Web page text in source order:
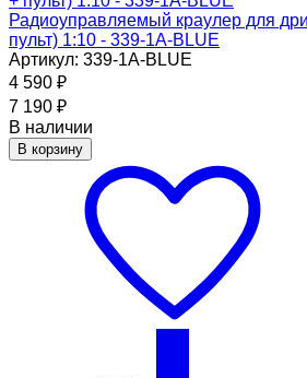
Радиоуправляемый краулер для
пульт) 1:10 - 339-1A-BLUE
Артикул: 339-1A-BLUE
4 590 ₽
7 190 ₽
В наличии
В корзину